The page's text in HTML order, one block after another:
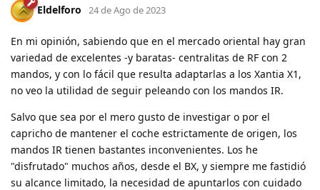
Eldelforo 24 de Ago de 2023
En mi opinión, sabiendo que en el mercado oriental hay gran
variedad de excelentes -y baratas- centralitas de RF con 2
mandos, y con lo fácil que resulta adaptarlas a los Xantia X1,
no veo la utilidad de seguir peleando con los mandos IR.
Salvo que sea por el mero gusto de investigar o por el
capricho de mantener el coche estrictamente de origen, los
mandos IR tienen bastantes inconvenientes. Los he
"disfrutado" muchos años, desde el BX, y siempre me fastidió
su alcance limitado, la necesidad de apuntarlos con cuidado